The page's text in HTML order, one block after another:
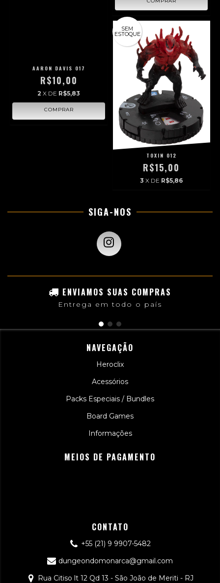
AARON DAVIS 017
R$10,00
2 X DE R$5,83
SEM
ESTOQUE
TOXIN 012
R$15,00
3 X DE R$5,86
SIGA-NOS
ENVIAMOS SUAS COMPRAS
Entrega em todo o país
NAVEGAÇÃO
Heroclix
Acessórios
Packs Especiais / Bundles
Board Games
Informações
MEIOS DE PAGAMENTO
CONTATO
+55 (21) 9 9907-5482
dungeondomonarca@gmail.com
Rua Citiso lt 12 Qd 13 - São João de Meriti - RJ